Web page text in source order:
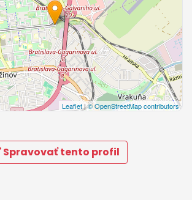
Leaflet|© OpenStreetMap contributors
Spravovať tento profil